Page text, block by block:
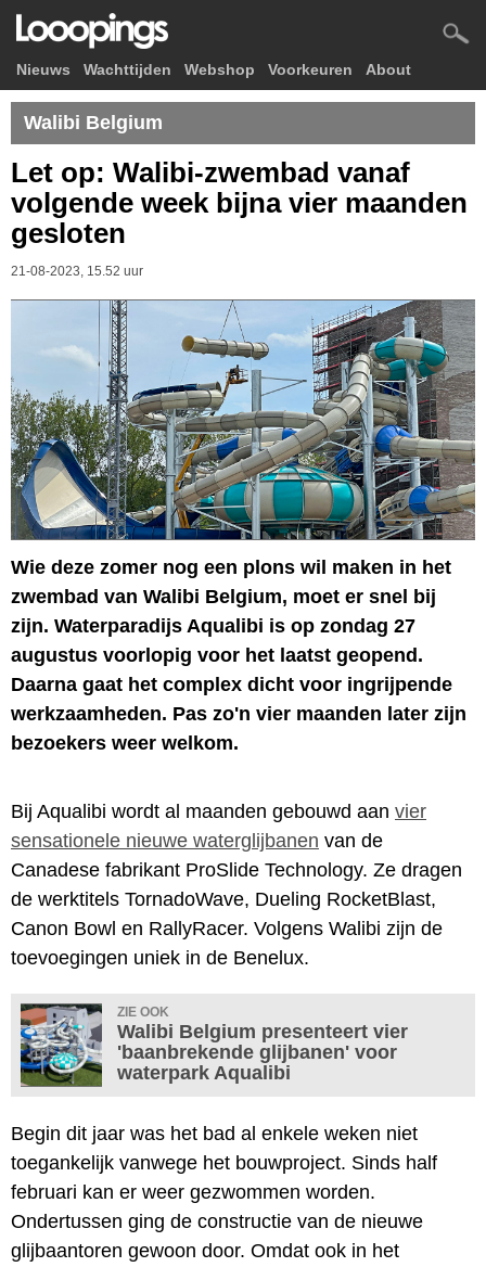
Nieuws Wachttijden Webshop Voorkeuren About
Walibi Belgium
Let op: Walibi-zwembad vanaf
volgende week bijna vier maanden
gesloten
21-08-2023, 15.52 uur
Wie deze zomer nog een plons wil maken in het
zwembad van Walibi Belgium, moet er snel bij
zijn. Waterparadijs Aqualibi is op zondag 27
augustus voorlopig voor het laatst geopend.
Daarna gaat het complex dicht voor ingrijpende
werkzaamheden. Pas zo'n vier maanden later zijn
bezoekers weer welkom.
Bij Aqualibi wordt al maanden gebouwd aan vier
sensationele nieuwe waterglijbanen van de
Canadese fabrikant ProSlide Technology. Ze dragen
de werktitels TornadoWave, Dueling RocketBlast,
Canon Bowl en RallyRacer. Volgens Walibi zijn de
toevoegingen uniek in de Benelux.
ZIE OOK
Walibi Belgium presenteert vier
'baanbrekende glijbanen' voor
waterpark Aqualibi
Begin dit jaar was het bad al enkele weken niet
toegankelijk vanwege het bouwproject. Sinds half
februari kan er weer gezwommen worden.
Ondertussen ging de constructie van de nieuwe
glijbaantoren gewoon door. Omdat ook in het